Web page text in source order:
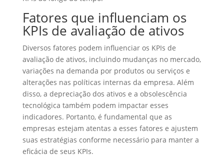
Fatores que influenciam os
KPIs de avaliação de ativos
Diversos fatores podem influenciar os KPIs de
avaliação de ativos, incluindo mudanças no mercado,
variações na demanda por produtos ou serviços e
alterações nas políticas internas da empresa. Além
disso, a depreciação dos ativos e a obsolescência
tecnológica também podem impactar esses
indicadores. Portanto, é fundamental que as
empresas estejam atentas a esses fatores e ajustem
suas estratégias conforme necessário para manter a
eficácia de seus KPIs.